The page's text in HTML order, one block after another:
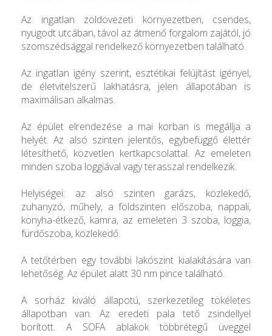
Az ingatlan zöldövezeti környezetben, csendes,
nyugodt utcában, távol az átmenő forgalom zajától, jó
szomszédsággal rendelkező környezetben található.
Az ingatlan igény szerint, esztétikai felújítást igényel,
de életvitelszerű lakhatásra, jelen állapotában is
maximálisan alkalmas.
Az épület elrendezése a mai korban is megállja a
helyét. Az alsó szinten jelentős, egybefüggő élettér
létesíthető, közvetlen kertkapcsolattal. Az emeleten
minden szoba loggiával vagy terasszal rendelkezik.
Helyiségei: az alsó szinten garázs, közlekedő,
zuhanyzó, műhely, a földszinten előszoba, nappali,
konyha-étkező, kamra, az emeleten 3 szoba, loggia,
fürdőszoba, közlekedő.
A tetőtérben egy további lakószint kialakítására van
lehetőség. Az épület alatt 30 nm pince található.
A sorház kiváló állapotú, szerkezetileg tökéletes
állapotban van. Az eredeti pala tető zsindellyel
borított. A SOFA ablakok többrétegű üveggel